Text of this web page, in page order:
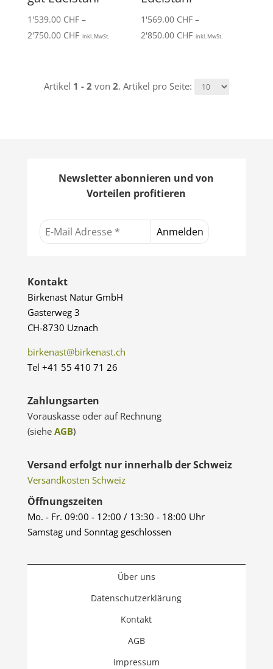
1'539.00 CHF –
2'750.00 CHFPreisspanne:
2'750.00 CHF
inkl. MwSt.
1'569.00 CHF –
2'850.00 CHFPreisspanne:
2'850.00 CHF
inkl. MwSt.
Artikel 1 - 2 von 2. Artikel pro Seite:
Newsletter abonnieren und von
Vorteilen profitieren
Kontakt
Birkenast Natur GmbH
Gasterweg 3
CH-8730 Uznach
birkenast@birkenast.ch
Tel +41 55 410 71 26
Zahlungsarten
Vorauskasse oder auf Rechnung
(siehe AGB)
Versand erfolgt nur innerhalb der Schweiz
Versandkosten Schweiz
Öffnungszeiten
Mo. - Fr. 09:00 - 12:00 / 13:30 - 18:00 Uhr
Samstag und Sonntag geschlossen
Über uns
Datenschutzerklärung
Kontakt
AGB
Impressum